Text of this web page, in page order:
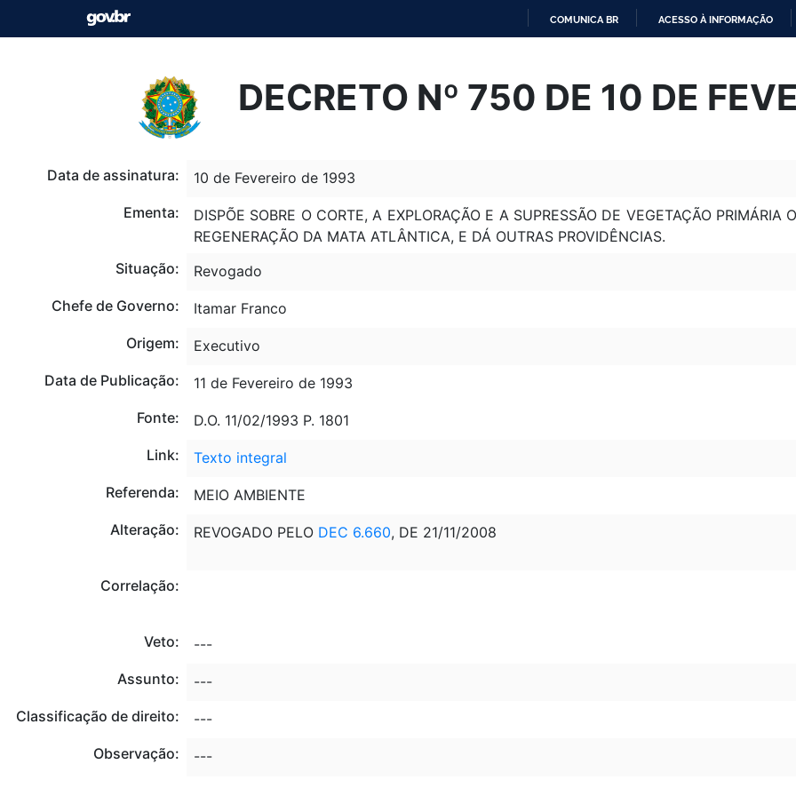
O
CONTEÚDO
COMUNICA BR ACESSO À INFORMAÇÃO
DECRETO Nº 750 DE 10 DE
Data de assinatura:
10 de Fevereiro de 1993
Ementa:
DISPÕE SOBRE O CORTE, A EXPLORAÇÃO E A SUPRESSÃO DE VEGETAÇÃO
REGENERAÇÃO DA MATA ATLÂNTICA, E DÁ OUTRAS PROVIDÊNCIAS.
Situação:
Revogado
Chefe de Governo:
Itamar Franco
Origem:
Executivo
Data de Publicação:
11 de Fevereiro de 1993
Fonte:
D.O. 11/02/1993 P. 1801
Link:
Texto integral
Referenda:
MEIO AMBIENTE
Alteração:
REVOGADO PELO DEC 6.660, DE 21/11/2008
Correlação:
Veto:
---
Assunto:
---
Classificação de direito:
---
Observação:
---